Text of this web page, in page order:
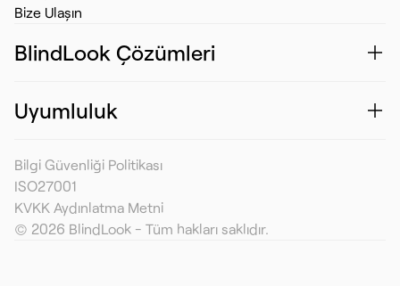
Bize Ulaşın
BlindLook Çözümleri
Uyumluluk
Bilgi Güvenliği Politikası
ISO27001
KVKK Aydınlatma Metni
© 2026 BlindLook - Tüm hakları saklıdır.